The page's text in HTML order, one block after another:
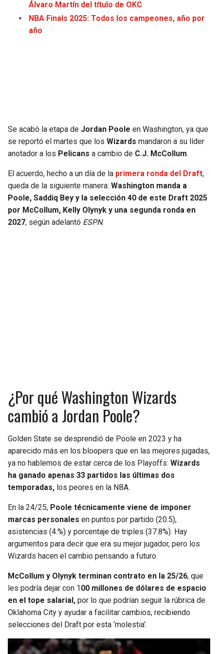
JAGUARS
TITANS
COMMANDERS
RAMS
49ERS
SAINTS
BUCCANEERS
WIZARDS
WARRIORS
ROCKETS
GRIZZLIES
Álvaro Martín del título de OKC
NBA Finals 2025: Todos los campeones, año por
año
Se acabó la etapa de Jordan Poole en Washington, ya que
se reportó el martes que los Wizards mandaron a su líder
anotador a los Pelicans a cambio de C.J. McCollum.
El acuerdo, hecho a un día de la primera ronda del Draft,
queda de la siguiente manera: Washington manda a
Poole, Saddiq Bey y la selección 40 de este Draft 2025
por McCollum, Kelly Olynyk y una segunda ronda en
2027, según adelantó ESPN.
¿Por qué Washington Wizards
cambió a Jordan Poole?
Golden State se desprendió de Poole en 2023 y ha
aparecido más en los bloopers que en las mejores jugadas,
ya no hablemos de estar cerca de los Playoffs: Wizards
ha ganado apenas 33 partidos las últimas dos
temporadas, los peores en la NBA.
En la 24/25, Poole técnicamente viene de imponer
marcas personales en puntos por partido (20.5),
asistencias (4.%) y porcentaje de triples (37.8%). Hay
argumentos para decir que era su mejor jugador, pero los
Wizards hacen el cambio pensando a futuro.
McCollum y Olynyk terminan contrato en la 25/26, que
les podría dejar con 1 00 millones de dólares de espacio
en el tope salarial, por lo que podrían seguir la rúbrica de
Oklahoma City y ayudar a facilitar cambios, recibiendo
selecciones del Draft por esta ‘molestia’.